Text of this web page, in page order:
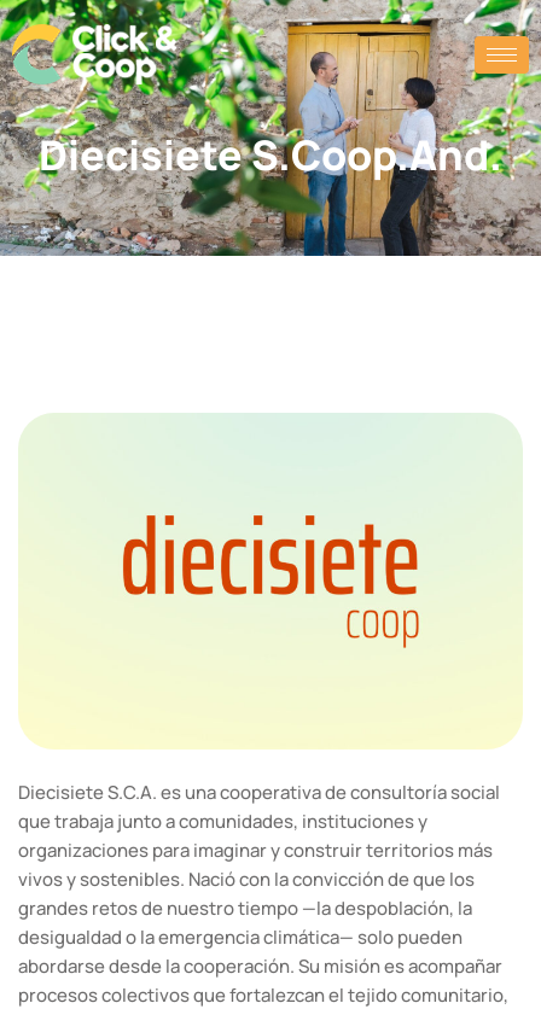
Diecisiete S.Coop.And.
Diecisiete S.C.A. es una cooperativa de consultoría social
que trabaja junto a comunidades, instituciones y
organizaciones para imaginar y construir territorios más
vivos y sostenibles. Nació con la convicción de que los
grandes retos de nuestro tiempo —la despoblación, la
desigualdad o la emergencia climática— solo pueden
abordarse desde la cooperación. Su misión es acompañar
procesos colectivos que fortalezcan el tejido comunitario,